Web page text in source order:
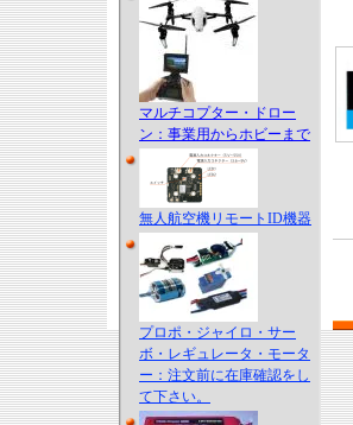
マルチコプター・ドロー
ン：事業用からホビーまで
無人航空機リモートID機器
プロポ・ジャイロ・サー
ボ・レギュレータ・モータ
ー：注文前に在庫確認をし
て下さい。